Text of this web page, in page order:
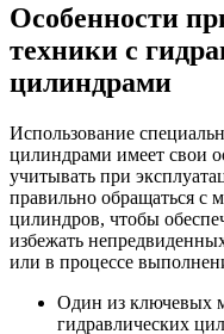
Особенности
техники с
цилиндрами
Использование
цилиндрами имеет свои
учитывать при
правильно обращаться с
цилиндров, чтобы
избежать
или в процессе
Один из ключевых
гидравлических